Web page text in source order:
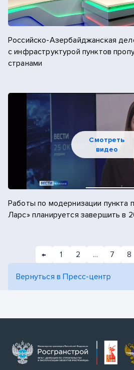
Российско-Азербайджанская
с инфраструктурой пунктов
странами
Смотреть
видео
Работы по модернизации пункта
Ларс» планируется завершить в
← 1 2 ... 7 8
Вернуться в Пресс-центр